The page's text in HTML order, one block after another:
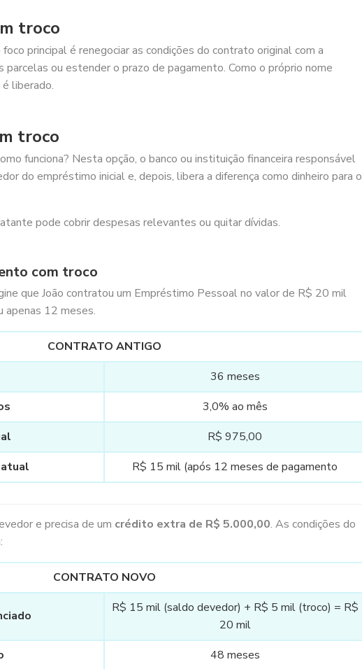
troco
principal é renegociar as condições do contrato original com a
parcelas ou estender o prazo de pagamento. Como o próprio nome
liberado.
troco
funciona? Nesta opção, o banco ou instituição financeira responsável
do empréstimo inicial e, depois, libera a diferença como dinheiro para o
pode cobrir despesas relevantes ou quitar dívidas.
com troco
que João contratou um Empréstimo Pessoal no valor de R$ 20 mil
apenas 12 meses.
CONTRATO ANTIGO
36 meses
3,0% ao mês
R$ 975,00
R$ 15 mil (após 12 meses de pagamento
e precisa de um crédito extra de R$ 5.000,00. As condições do
CONTRATO NOVO
R$ 15 mil (saldo devedor) + R$ 5 mil (troco) = R$
20 mil
48 meses